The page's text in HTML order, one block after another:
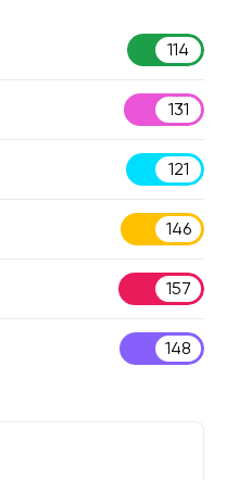
114
131
121
146
157
148